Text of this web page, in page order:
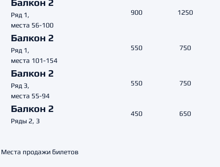
Ряд 1,
места 56-100
900 1250
Балкон 2
Ряд 1,
места 101-154
550 750
Балкон 2
Ряд 3,
места 55-94
550 750
Балкон 2
Ряды 2, 3
450 650
Места продажи билетов